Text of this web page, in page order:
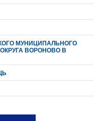
МУНИЦИПАЛЬНОГО
ВОРОНОВО В